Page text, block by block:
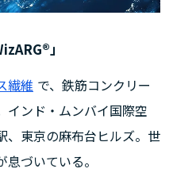
」
繊維 で、鉄筋コンクリー
インド・ムンバイ国際空
、東京の麻布台ヒルズ。世
づいている。